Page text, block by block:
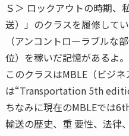
Ｓ＞ ロックアウトの時期、
送）」のクラスを履修して
（アンコントローラブルな
位）を稼いだ記憶があるよ。
このクラスはMBLE（ビジ
は“Transportation 5th
ちなみに現在のMBLEでは
輸送の歴史、重 要性、法律